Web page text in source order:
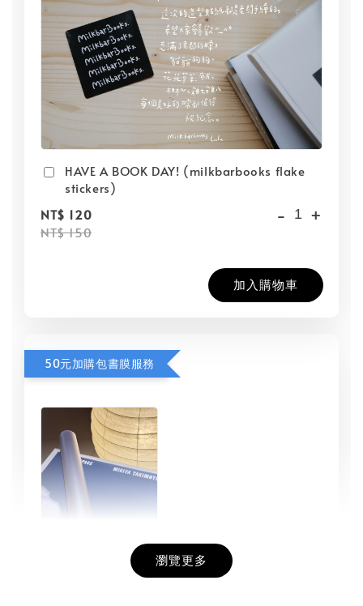
HAVE A BOOK DAY! (milkbarbooks flake
stickers)
NT$ 120
NT$ 150
- +
加入購物車
50元加購包書膜服務
瀏覽更多